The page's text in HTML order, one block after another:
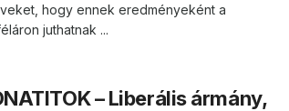
hogy ennek eredményeként a
juthatnak ...
– Liberális ármány,